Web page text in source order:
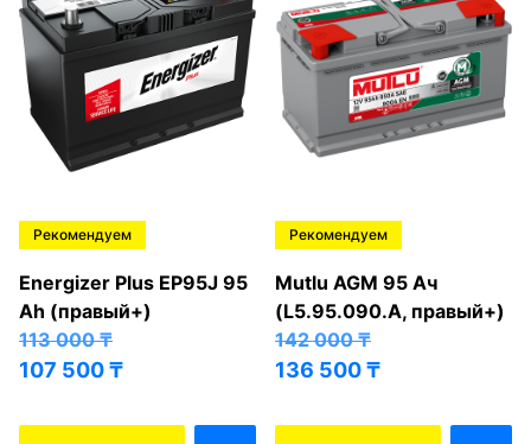
Рекомендуем
Energizer Plus EP95J 95
Ah (правый+)
113 000₸
107 500₸
Рекомендуем
Mutlu AGM 95 Ач
(L5.95.090.A, правый+)
142 000₸
136 500₸